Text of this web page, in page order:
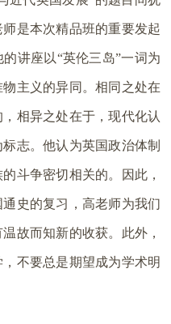
是本次精品班的重要发起
讲座以“英伦三岛”一词为
主义的异同。相同之处在
相异之处在于，现代化认
志。他认为英国政治体制
斗争密切相关的。因此，
史的复习，高老师为我们
故而知新的收获。此外，
不要总是期望成为学术明